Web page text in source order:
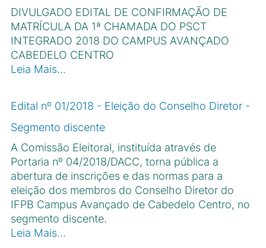
DIVULGADO EDITAL DE CONFIRMAÇÃO DE
MATRÍCULA DA 1ª CHAMADA DO PSCT
INTEGRADO 2018 DO CAMPUS AVANÇADO
CABEDELO CENTRO
Leia Mais…
Edital nº 01/2018 - Eleição do Conselho Diretor -
Segmento discente
A Comissão Eleitoral, instituída através de
Portaria nº 04/2018/DACC, torna pública a
abertura de inscrições e das normas para a
eleição dos membros do Conselho Diretor do
IFPB Campus Avançado de Cabedelo Centro, no
segmento discente.
Leia Mais…